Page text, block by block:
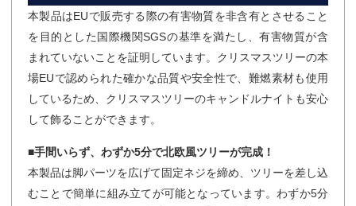
本製品はEUで販売する際の有害物質を非含有とさせること
を目的とした国際機関SGSの基準を満たし、有害物質が含
まれていないことを証明しています。クリスマスツリーの本
場EUで認められた確かな品質や安全性で、難燃素材も使用
しているため、クリスマスツリーのキャンドルナイトも安心
して飾ることができます。
■手間いらず、わずか5分で北欧風ツリーが完成！
本製品は脚パーツを広げて固定ネジを締め、ツリーを差し込
むことで簡単に組み立てが可能となっています。わずか5分